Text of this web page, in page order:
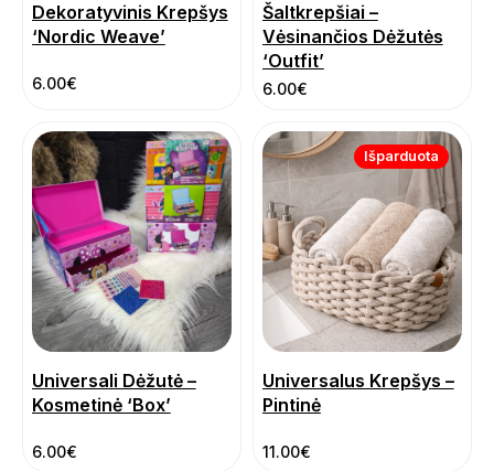
Dekoratyvinis Krepšys
‘Nordic Weave’
6.00€
Šaltkrepšiai –
Vėsinančios Dėžutės
‘Outfit’
6.00€
Universali Dėžutė –
Kosmetinė ‘Box’
6.00€
Universalus Krepšys –
Pintinė
11.00€
Išparduota